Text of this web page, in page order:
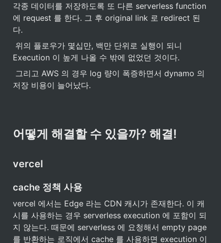
각종 데이터를 저장하도록 또 다른 serverless function
에 request 를 한다. 그 후 original link 로 redirect 된
다.
Execution 이 높게 나올 수 밖에 없었던 것이다.
저장 비용이 늘어났다.
어떻게 해결할 수 있을까? 해결!
vercel
cache 정책 사용
vercel 에서는 Edge 라는 CDN 캐시가 존재한다. 이 캐
시를 사용하는 경우 serverless execution 에 포함이 되
지 않는다. 때문에 serverless 에 요청해서 empty page
를 반환하는 로직에서 cache 를 사용하면 execution 이